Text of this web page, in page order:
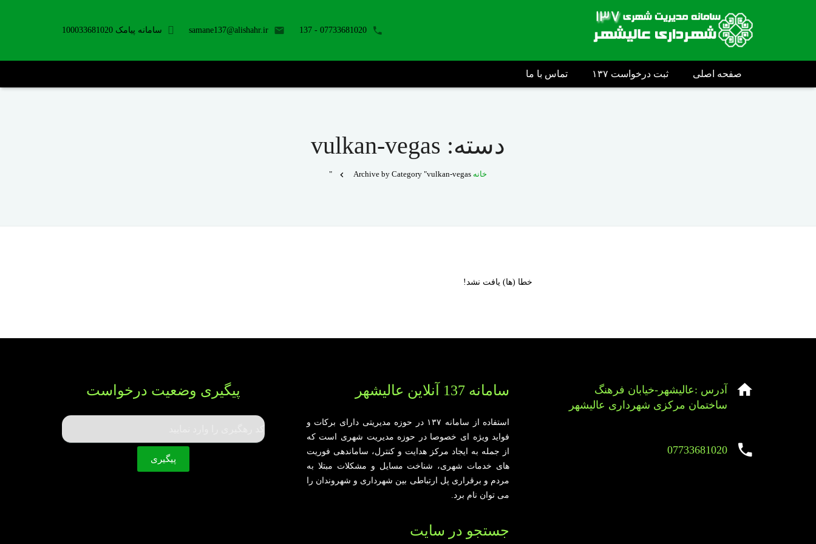
07733681020 - 137
samane137@alishahr.ir سامانه پیامک 100033681020
صفحه اصلی ثبت درخواست ۱۳۷ تماس با ما
دسته: vulkan-vegas
خانه Archive by Category "vulkan-vegas"
خطا (ها) یافت نشد!
آدرس :عالیشهر-خیابان فرهنگ
ساختمان مرکزی شهرداری عالیشهر
07733681020
سامانه 137 آنلاین عالیشهر
استفاده از سامانه ۱۳۷ در حوزه مدیریتی دارای برکات و
فواید ویژه ای خصوصا در حوزه مدیریت شهری است که
از جمله به ایجاد مرکز هدایت و کنترل، ساماندهی فوریت
های خدمات شهری، شناخت مسایل و مشکلات مبتلا به
مردم و برقراری پل ارتباطی بین شهرداری و شهروندان را
می توان نام برد.
جستجو در سایت
پیگیری وضعیت درخواست